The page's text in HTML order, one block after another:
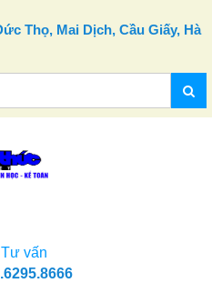
Thọ, Mai Dịch, Cầu Giấy, Hà
Tư vấn